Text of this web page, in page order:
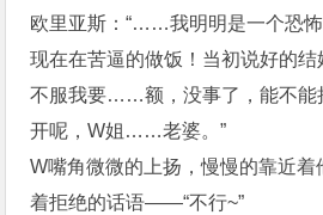
欧里亚斯：“……我明明是一个恐
现在在苦逼的做饭！当初说好的
不服我要……额，没事了，能不能
开呢，W姐……老婆。”
W嘴角微微的上扬，慢慢的靠近
着拒绝的话语——“不行~”